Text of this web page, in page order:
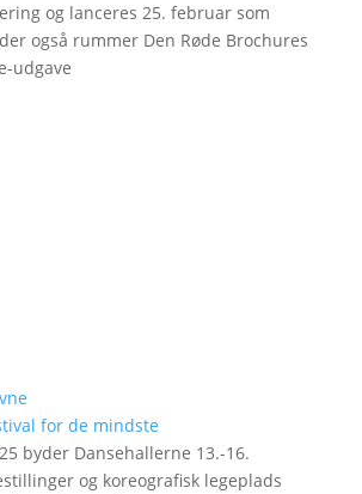
og lanceres 25. februar som
også rummer Den Røde Brochures
udgave
for de mindste
byder Dansehallerne 13.-16.
og koreografisk legeplads